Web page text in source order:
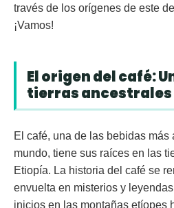
través de los orígenes de este
¡Vamos!
El origen del café:
tierras ancestrales
El café, una de las bebidas más
mundo, tiene sus raíces en las
Etiopía. La historia del café se
envuelta en misterios y
inicios en las montañas etíopes